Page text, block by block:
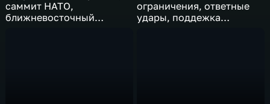
саммит НАТО,
ближневосточный
ограничения, ответные
удары, поддежка